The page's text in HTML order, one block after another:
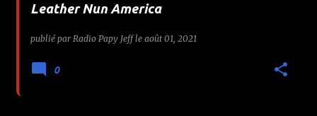
Leather Nun America
publié par Radio Papy Jeff le août 01, 2021
0